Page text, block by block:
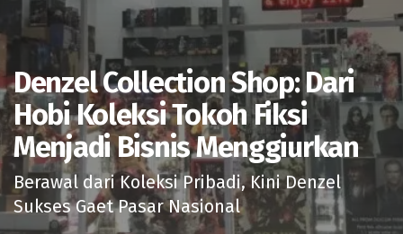
Denzel Collection Shop: Dari
Hobi Koleksi Tokoh Fiksi
Menjadi Bisnis Menggiurkan
Berawal dari Koleksi Pribadi, Kini Denzel
Sukses Gaet Pasar Nasional